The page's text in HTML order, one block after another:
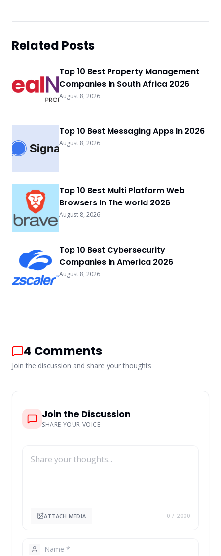
Related Posts
Top 10 Best Property Management
Companies In South Africa 2026
August 8, 2026
Top 10 Best Messaging Apps In 2026
August 8, 2026
Top 10 Best Multi Platform Web
Browsers In The world 2026
August 8, 2026
Top 10 Best Cybersecurity
Companies In America 2026
August 8, 2026
4 Comments
Join the discussion and share your thoughts
Join the Discussion
SHARE YOUR VOICE
ATTACH MEDIA 0 / 2000